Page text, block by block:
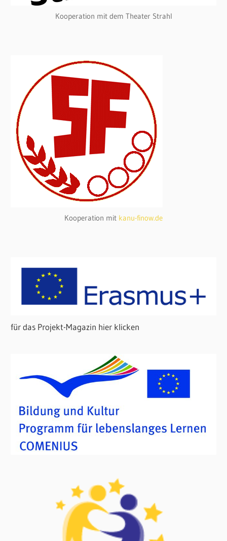
Kooperation mit dem Theater Strahl
Kooperation mit kanu-finow.de
für das Projekt-Magazin hier klicken